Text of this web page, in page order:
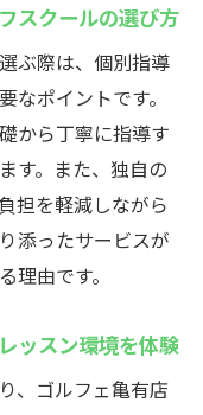
なインドアゴ
ルフスクール
フスクールサ
との通いやす
スクールの選び方
ぶ際は、個別指導
なポイントです。
から丁寧に指導す
す。また、独自の
担を軽減しながら
添ったサービスが
理由です。
ッスン環境を体験
、ゴルフェ亀有店